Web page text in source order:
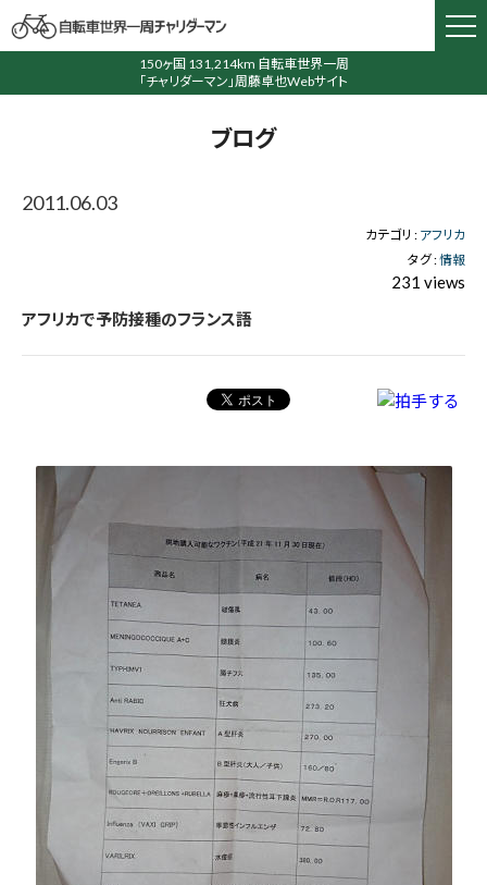
150ヶ国 131,214km 自転車世界一周
「チャリダーマン」周藤卓也Webサイト
ブログ
2011.06.03
カテゴリ : アフリカ
タグ :情報
231 views
アフリカで予防接種のフランス語